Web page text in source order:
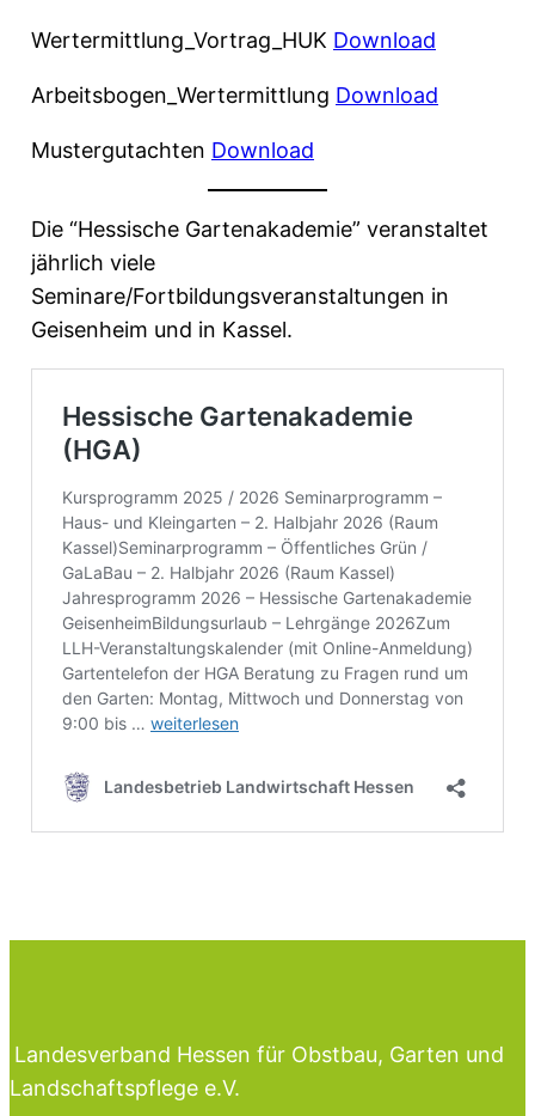
Wertermittlung_Vortrag_HUK Download
Arbeitsbogen_Wertermittlung Download
Mustergutachten Download
Die “Hessische Gartenakademie” veranstaltet
jährlich viele
Seminare/Fortbildungsveranstaltungen in
Geisenheim und in Kassel.
Landesverband Hessen für Obstbau, Garten und
Landschaftspflege e.V.